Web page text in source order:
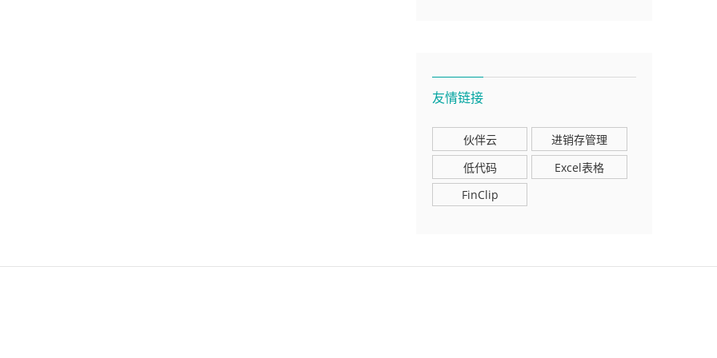
友情链接
伙伴云
进销存管理
低代码
Excel表格
FinClip